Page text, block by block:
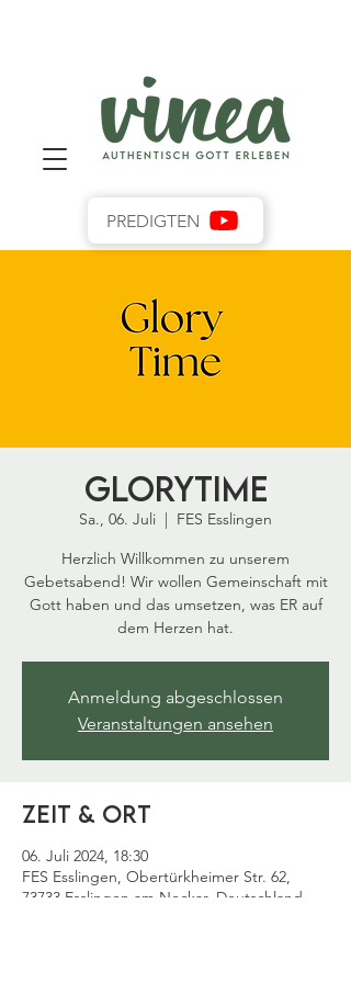
PREDIGTEN
GloryTime
Sa., 06. Juli
  |
FES Esslingen
Herzlich Willkommen zu unserem
Gebetsabend! Wir wollen Gemeinschaft mit
Gott haben und das umsetzen, was ER auf
dem Herzen hat.
Anmeldung abgeschlossen
Veranstaltungen ansehen
Zeit & Ort
06. Juli 2024, 18:30
FES Esslingen, Obertürkheimer Str. 62,
73733 Esslingen am Neckar, Deutschland